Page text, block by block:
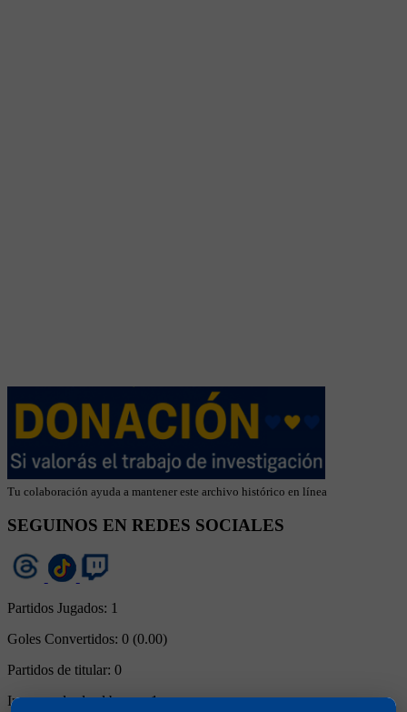
Tu colaboración ayuda a mantener este archivo histórico en línea
SEGUINOS EN REDES SOCIALES
Partidos Jugados: 1
Goles Convertidos: 0 (0.00)
Partidos de titular: 0
Ingresos desde el banco:1